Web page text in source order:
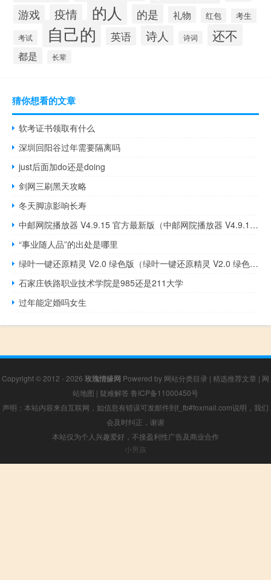
游戏 疫情 的人 的是 礼物 红包
考生
考试
自己的 英语 诗人 诗词 还不
都是 长辈
猜你想看的文章
软考证书领取有什么
深圳回阳谷过年需要隔离吗
just后面加do还是doing
剑网三刷黑天攻略
冬天脚凉影响长寿
中邮网院播放器 V4.9.15 官方最新版（中邮网院播放器 V4.9.15 官方最新版功能简介）
“事业随人品”的出处是哪里
绿叶一键还原精灵 V2.0 绿色版（绿叶一键还原精灵 V2.0 绿色版功能简介）
石家庄铁路职业技术学院是985还是211大学
过年能定婚吗女生
Copyright © 2012 - 2026 玫瑰情缘网 Powered by 网站分类目录 | 精选推荐文章 | 网
站地图 | 疑难解答 鲁ICP备11000450号
声明：本站内容来自互联网，如信息有错误可发邮件到f_fb#foxmail.com说明，我们
会及时纠正，谢谢
本站仅为个人兴趣爱好，不接盈利性广告及商业合作
小男孩